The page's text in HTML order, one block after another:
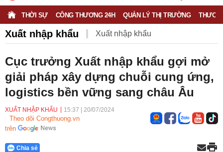
THỜI SỰ CÔNG THƯƠNG 24H QUẢN LÝ THỊ TRƯỜNG
Xuất nhập khẩu Xuất nhập khẩu
Thương hiệu quốc gia
Xuất xứ hàng hóa Xúc tiến thương mại
Thương mại điện tử
Cục trưởng Xuất nhập khẩu gợi mở
giải pháp xây dựng chuỗi cung ứng,
logistics bền vững sang châu Âu
XUẤT NHẬP KHẨU 15:37 20/07/2024
Theo dõi Congthuong.vn
trên
Chia sẻ